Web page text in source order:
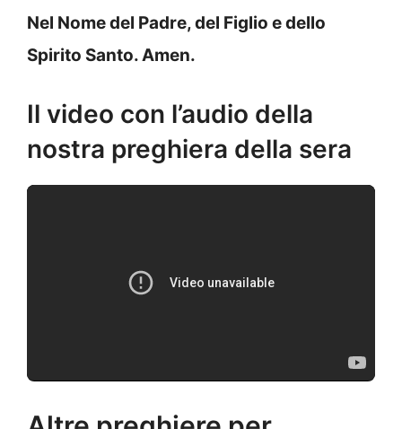
Nel Nome del Padre, del Figlio e dello
Spirito Santo. Amen.
Il video con l’audio della
nostra preghiera della sera